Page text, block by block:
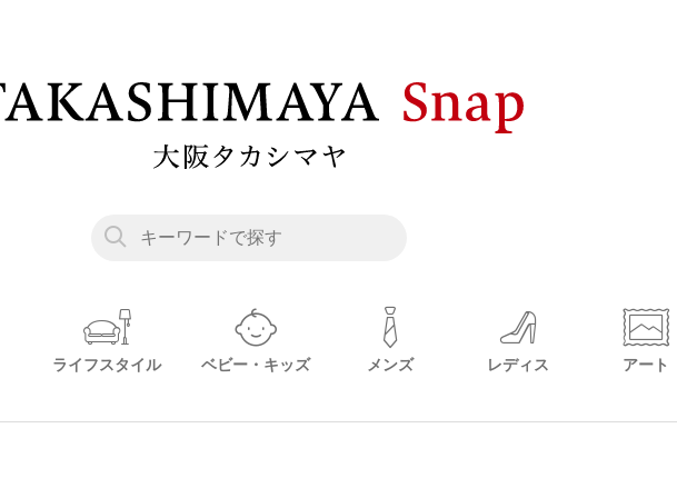
ライフスタイル ベビー・キッズ メンズ レディス アート